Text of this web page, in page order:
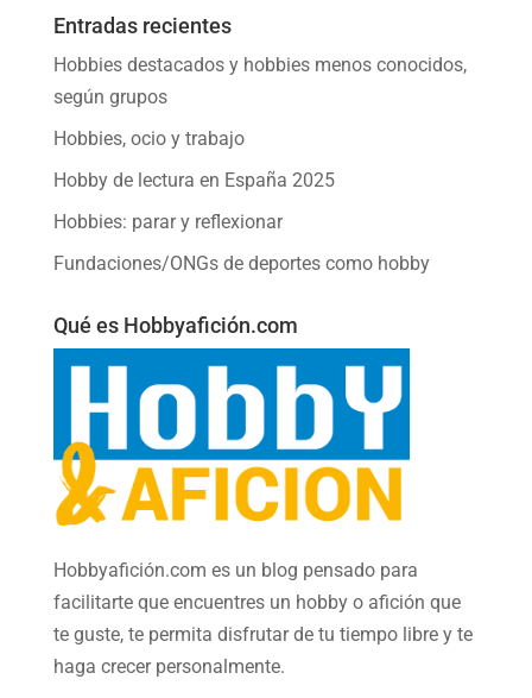
Entradas recientes
Hobbies destacados y hobbies menos conocidos,
según grupos
Hobbies, ocio y trabajo
Hobby de lectura en España 2025
Hobbies: parar y reflexionar
Fundaciones/ONGs de deportes como hobby
Qué es Hobbyafición.com
Hobbyafición.com es un blog pensado para
facilitarte que encuentres un hobby o afición que
te guste, te permita disfrutar de tu tiempo libre y te
haga crecer personalmente.